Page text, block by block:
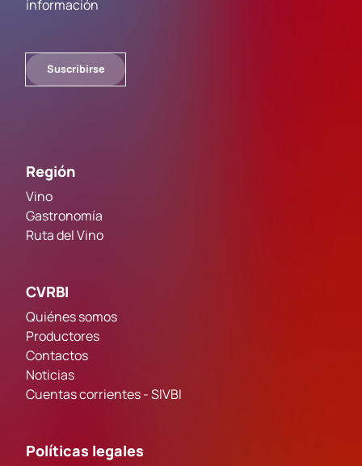
información
Suscribirse
Región
Vino
Gastronomía
Ruta del Vino
CVRBI
Quiénes somos
Productores
Contactos
Noticias
Cuentas corrientes - SIVBI
Políticas legales